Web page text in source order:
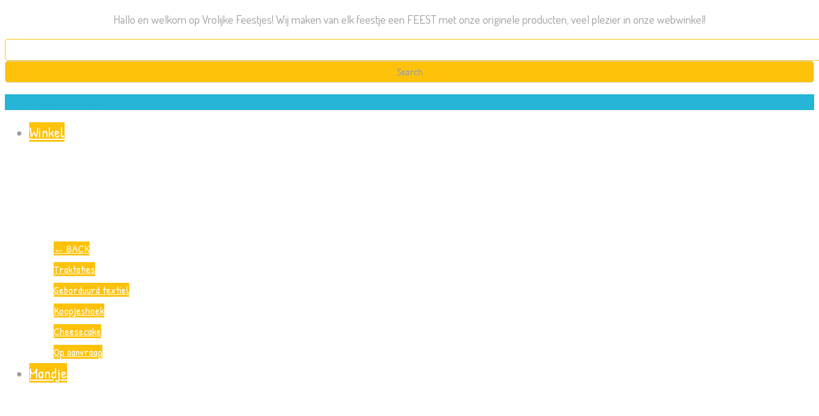
Hallo en welkom op Vrolijke Feestjes! Wij maken van elk feestje een FEEST met onze originele producten, veel plezier in onze webwinkel!
Search
for:
Winkel
← BACK
Traktaties
Geborduurd textiel
Koopjeshoek
Cheesecake
Op aanvraag
Mandje